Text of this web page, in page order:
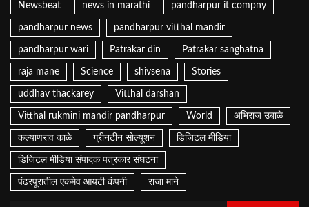
Newsbeat news in marathi pandharpur it compny
pandharpur news pandharpur vitthal mandir
pandharpur wari Patrakar din Patrakar sanghatna
raja mane Science shivsena Stories
uddhav thackarey Vitthal darshan
Vitthal rukmini mandir pandharpur World अभिराज उबाळे
कल्याणराव काळे ग्रीनटीन सोल्यूशन डिजिटल मीडिया
डिजिटल मीडिया संपादक पत्रकार संघटना
पंढरपूरातील एकमेव आयटी कंपनी राजा माने